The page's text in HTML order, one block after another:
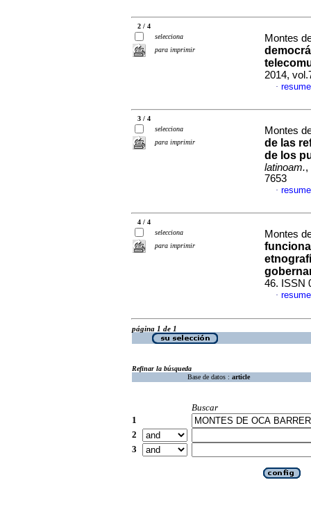
2 / 4
selecciona
para imprimir
Montes
2014,
·
3 / 4
selecciona
para imprimir
Montes
de las
de los
latinoam.,
7653
·
4 / 4
selecciona
para imprimir
Montes
46. ISSN
·
página 1 de 1
Refinar la búsqueda
Base de datos : article
Buscar
1
2
3